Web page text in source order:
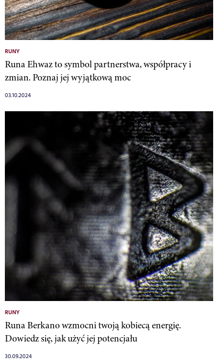
RUNY
Runa Ehwaz to symbol partnerstwa, współpracy i
zmian. Poznaj jej wyjątkową moc
03.10.2024
RUNY
Runa Berkano wzmocni twoją kobiecą energię.
Dowiedz się, jak użyć jej potencjału
30.09.2024